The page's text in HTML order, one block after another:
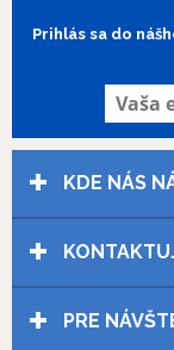
Prihlás sa do
KDE NÁS
PRE